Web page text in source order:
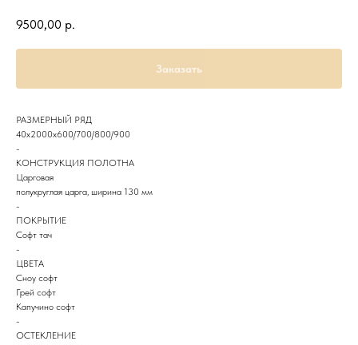
9500,00 р.
Заказать
РАЗМЕРНЫЙ РЯД
40х2000х600/700/800/900
-
КОНСТРУКЦИЯ ПОЛОТНА
Царговая
полукруглая царга, ширина 130 мм
-
ПОКРЫТИЕ
Софт тач
-
ЦВЕТА
Сноу софт
Грей софт
Капучино софт
-
ОСТЕКЛЕНИЕ